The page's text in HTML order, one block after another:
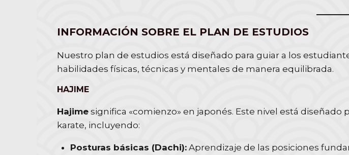
INFORMACIÓN SOBRE EL PLAN DE ESTUDIOS
Nuestro plan de estudios está diseñado para guiar a los
habilidades físicas, técnicas y mentales de manera equilibrada.
HAJIME
Hajime significa «comienzo» en japonés. Este nivel está
karate, incluyendo:
Posturas básicas (Dachi):Aprendizaje de las posiciones